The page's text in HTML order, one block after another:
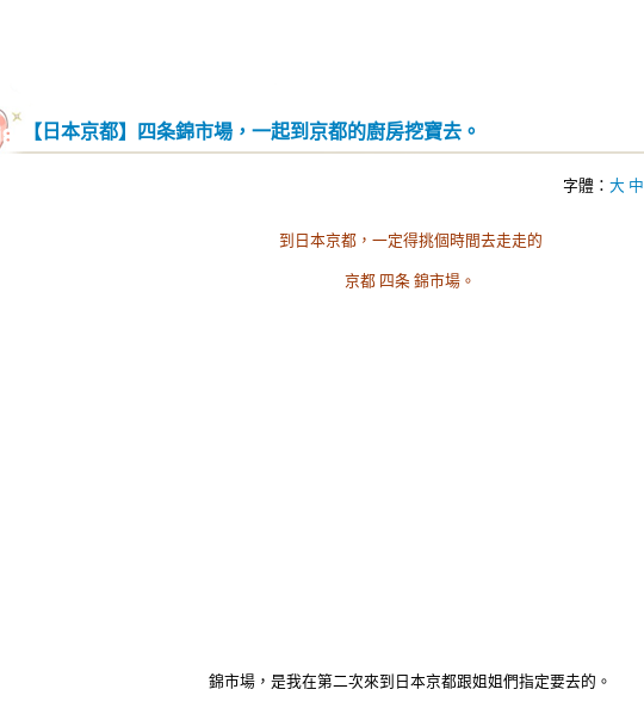
【日本京都】四条錦市場，一起到京都的廚房挖寶去。
字體： 大 中
到日本京都，一定得挑個時間去走走的
京都 四条 錦市場。
錦市場，是我在第二次來到日本京都跟姐姐們指定要去的。